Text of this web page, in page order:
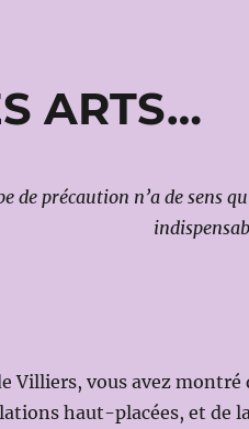
ARTS…
de précaution n’a de sens
Villiers, vous avez montré
haut-placées, et de